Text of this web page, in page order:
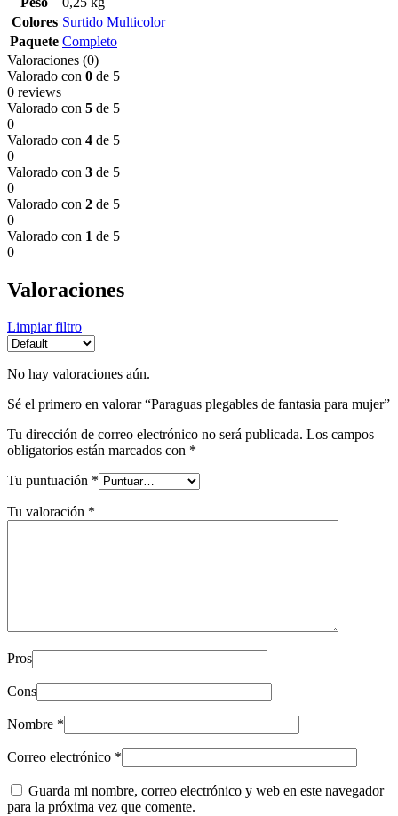
Colores Surtido Multicolor
Paquete Completo
Valoraciones (0)
Valorado con 0 de 5
0 reviews
Valorado con 5 de 5
0
Valorado con 4 de 5
0
Valorado con 3 de 5
0
Valorado con 2 de 5
0
Valorado con 1 de 5
0
Valoraciones
Limpiar filtro
No hay valoraciones aún.
Sé el primero en valorar “Paraguas plegables de fantasia para mujer”
Tu dirección de correo electrónico no será publicada. Los campos
obligatorios están marcados con *
Tu puntuación *
Tu valoración *
Pros
Cons
Nombre *
Correo electrónico *
Guarda mi nombre, correo electrónico y web en este navegador
para la próxima vez que comente.